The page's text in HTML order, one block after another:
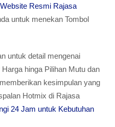
Resmi Rajasa
untuk menekan Tombol
untuk detail mengenai
hinga Pilihan Mutu dan
kesimpulan yang
Hotmix di Rajasa
24 Jam untuk Kebutuhan